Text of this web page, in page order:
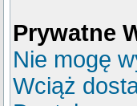
Prywatne
Nie mogę
Wciąż